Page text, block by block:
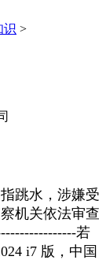
识 >
跳水，涉嫌受
机关依法审查
若
i7 版，中国